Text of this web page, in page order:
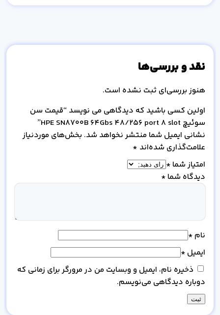
نقد و بررسی‌ها
هنوز بررسی‌ای ثبت نشده است.
اولین کسی باشید که دیدگاهی می نویسد “قیمت سن
سوئیچ HPE SN8700B 64Gbs 48/256 port 8 slot”
نشانی ایمیل شما منتشر نخواهد شد. بخش‌های موردنیاز
علامت‌گذاری شده‌اند *
امتیاز شما *
دیدگاه شما *
نام *
ایمیل *
ذخیره نام، ایمیل و وبسایت من در مرورگر برای زمانی که
دوباره دیدگاهی می‌نویسم.